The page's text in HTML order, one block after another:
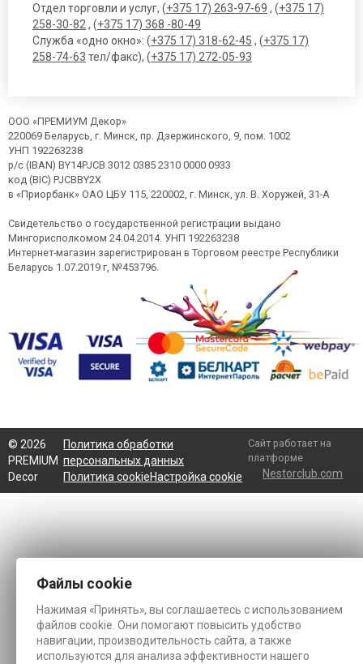
Отдел торговли и услуг, (+375 17) 263-97-69 , (+375 17)
258-30-82 , (+375 17) 368 -80-49
Служба «одно окно»: (+375 17) 318-62-45 , (+375 17)
258-74-63 тел/факс), (+375 17) 272-05-93
ООО «ПРЕМИУМ Декор»
220069 Беларусь, г. Минск, пр. Дзержинского, 9, пом. 1002
УНП 192263238
р/с (IBAN) BY14PJCB 3012 0385 2310 0000 0933
код (BIC) PJCBBY2X
в «Приорбанк» ОАО ЦБУ 115, 220002, г. Минск, ул. В. Хоружей, 31-А
Свидетельство о государственной регистрации выдано
Мингорисполкомом 24.04.2014. УНП 192263238
Интернет-магазин зарегистрирован в Торговом реестре Республики
Беларусь 1.07.2019 г, №453796.
© 2026
PREMIUM
Decor
Политика обработки
персональных данных
Политика cookieНастройка cookie
Сайт работает на
платформе
Nestorclub.com
Файлы cookie
Нажимая «Принять», вы соглашаетесь с использованием
файлов cookie. Они помогают повысить удобство
навигации, производительность сайта, а также
используются для анализа эффективности нашего